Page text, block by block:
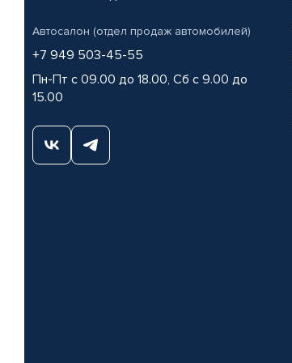
Автосалон (отдел продаж автомобилей)
+7 949 503-45-55
Пн-Пт с 09.00 до 18.00, Сб с 9.00 до
15.00